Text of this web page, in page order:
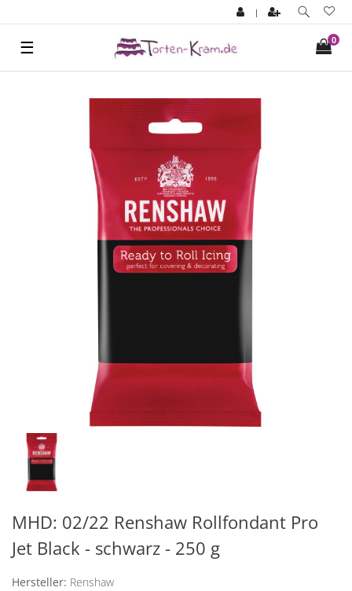
|
0
☰
MHD: 02/22 Renshaw Rollfondant Pro
Jet Black - schwarz - 250 g
Hersteller: Renshaw